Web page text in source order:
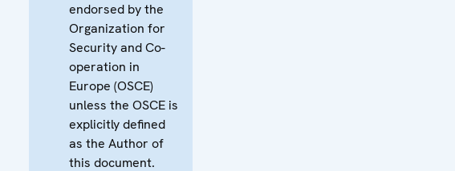
endorsed by the
Organization for
Security and Co-
operation in
Europe (OSCE)
unless the OSCE is
explicitly defined
as the Author of
this document.